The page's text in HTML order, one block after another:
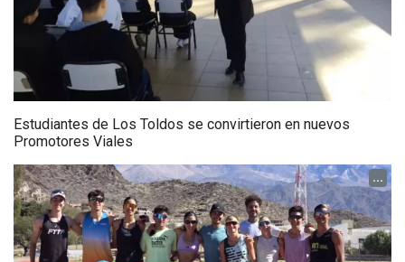
Estudiantes de Los Toldos se convirtieron en nuevos
Promotores Viales
...